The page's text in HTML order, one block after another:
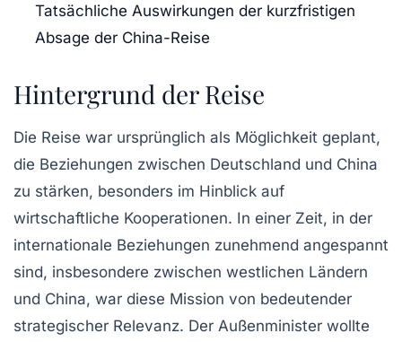
Tatsächliche Auswirkungen der kurzfristigen
Absage der China-Reise
Hintergrund der Reise
Die Reise war ursprünglich als Möglichkeit geplant,
die Beziehungen zwischen Deutschland und China
zu stärken, besonders im Hinblick auf
wirtschaftliche Kooperationen. In einer Zeit, in der
internationale Beziehungen zunehmend angespannt
sind, insbesondere zwischen westlichen Ländern
und China, war diese Mission von bedeutender
strategischer Relevanz. Der Außenminister wollte